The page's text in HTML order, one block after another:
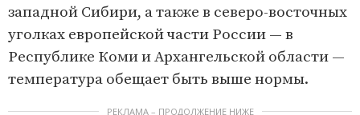
западной Сибири, а также в северо-восточных
уголках европейской части России — в
Республике Коми и Архангельской области —
температура обещает быть выше нормы.
РЕКЛАМА – ПРОДОЛЖЕНИЕ НИЖЕ